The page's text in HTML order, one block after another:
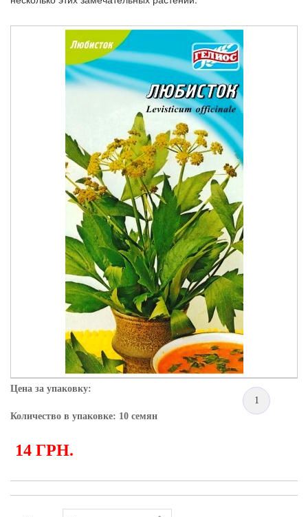
Цена за упаковку:
Количество в упаковке: 10 семян
1
14 ГРН.